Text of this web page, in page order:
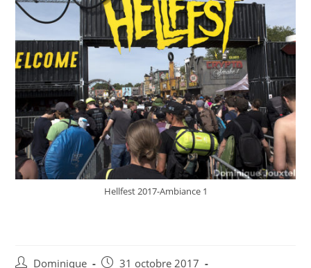
Hellfest 2017-Ambiance 1
Auteur/autrice
Dominique
Publication
31 octobre 2017